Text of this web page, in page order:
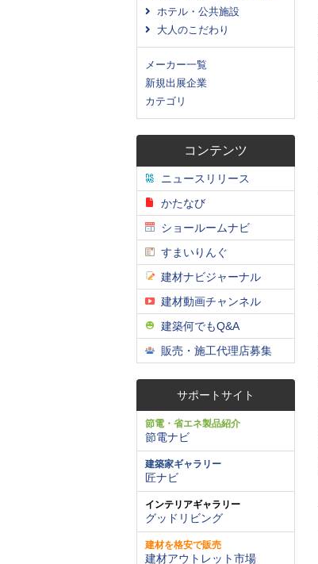
ホテル・公共施設
大人のこだわり
メーカー一覧
新規出展企業
カテゴリ
コンテンツ
ニュースリリース
かたなび
ショールームナビ
すまいりんぐ
建材ナビジャーナル
建材動画チャンネル
建築何でもQ&A
販売・施工代理店募集
サポートサイト
節電・省エネ製品紹介
節電ナビ
建築家ギャラリー
匠ナビ
インテリアギャラリー
グッドリビング
建材を格安で販売
建材アウトレット市場